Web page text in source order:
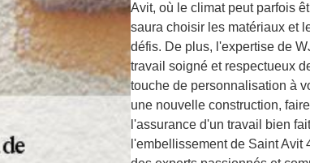
Avit, où le climat peut parfois
saura choisir les matériaux et
défis. De plus, l'expertise de
travail soigné et respectueux
touche de personnalisation à
une nouvelle construction,
l'assurance d'un travail bien
l'embellissement de Saint Avit